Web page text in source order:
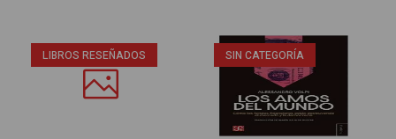
LIBROS RESEÑADOS SIN CATEGORÍA